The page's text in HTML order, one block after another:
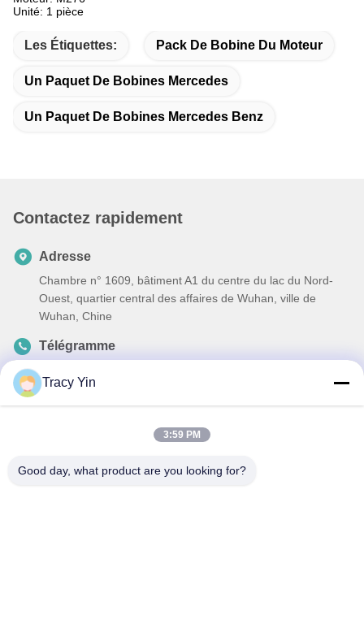
Unité: 1 pièce
Les Étiquettes: Pack De Bobine Du Moteur
Un Paquet De Bobines Mercedes
Un Paquet De Bobines Mercedes Benz
Contactez rapidement
Adresse
Chambre n° 1609, bâtiment A1 du centre du lac du Nord-
Ouest, quartier central des affaires de Wuhan, ville de
Wuhan, Chine
Télégramme
Tracy Yin
3:59 PM
Good day, what product are you looking for?